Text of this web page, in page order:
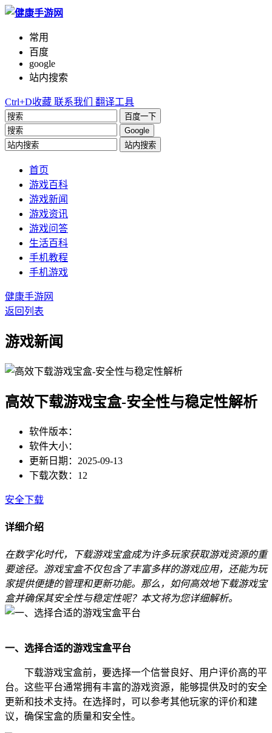
常用
百度
google
站内搜索
Ctrl+D收藏 联系我们 翻译工具
百度一下
Google
站内搜索
首页
游戏百科
游戏新闻
游戏资讯
游戏问答
生活百科
手机教程
手机游戏
健康手游网
返回列表
游戏新闻
高效下载游戏宝盒-安全性与稳定性解析
软件版本：
软件大小：
更新日期：2025-09-13
下载次数：12
安全下载
详细介绍
在数字化时代，下载游戏宝盒成为许多玩家获取游戏资源的重
要途径。游戏宝盒不仅包含了丰富多样的游戏应用，还能为玩
家提供便捷的管理和更新功能。那么，如何高效地下载游戏宝
盒并确保其安全性与稳定性呢？本文将为您详细解析。
一、选择合适的游戏宝盒平台
下载游戏宝盒前，要选择一个信誉良好、用户评价高的平
台。这些平台通常拥有丰富的游戏资源，能够提供及时的安全
更新和技术支持。在选择时，可以参考其他玩家的评价和建
议，确保宝盒的质量和安全性。